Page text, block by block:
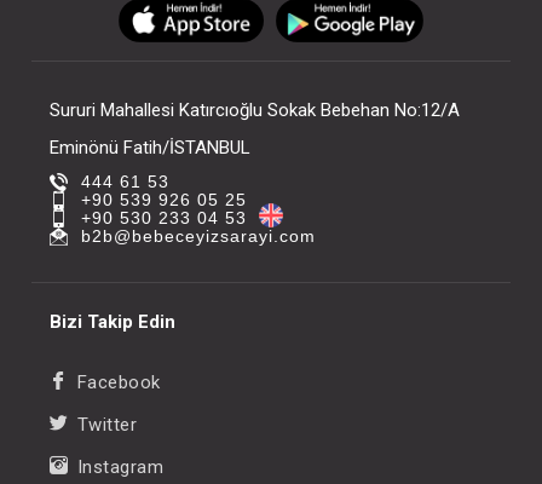
Sururi Mahallesi Katırcıoğlu Sokak Bebehan No:12/A
Eminönü Fatih/İSTANBUL
444 61 53
+90 539 926 05 25
+90 530 233 04 53
b2b@bebeceyizsarayi.com
Bizi Takip Edin
Facebook
Twitter
Instagram